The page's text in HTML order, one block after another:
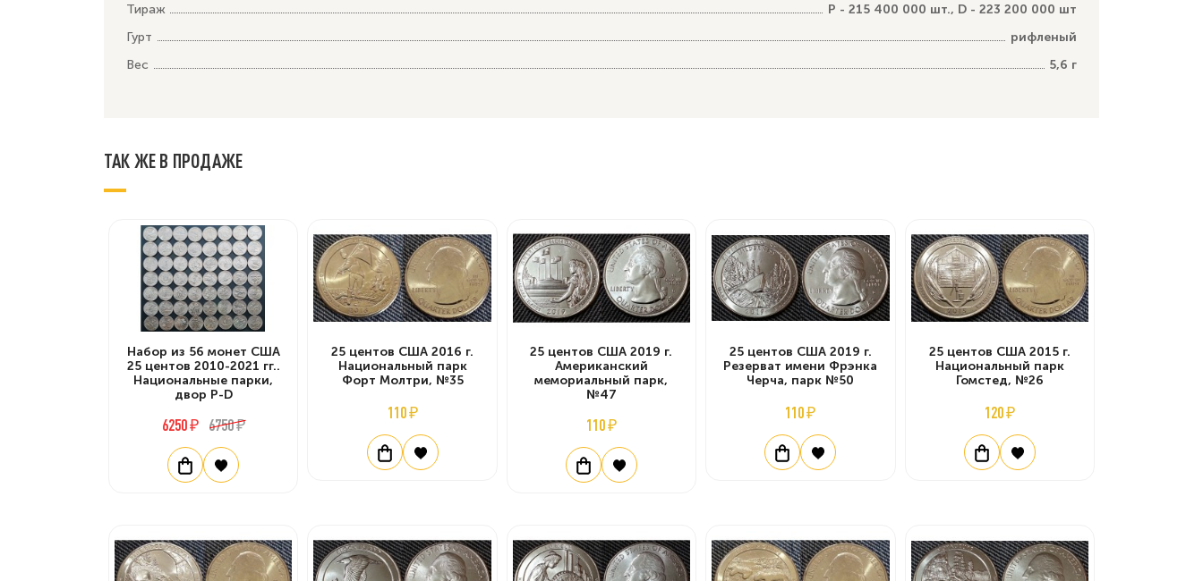
Тираж
P - 215 400 000 шт., D - 223 200 000 шт
Гурт
рифленый
Вес
5,6 г
ТАК ЖЕ В ПРОДАЖЕ
Набор из 56 монет США
25 центов 2010-2021 гг..
Национальные парки,
двор P-D
6250 ₽ 6750 ₽
25 центов США 2016 г.
Национальный парк
Форт Молтри, №35
110 ₽
25 центов США 2019 г.
Американский
мемориальный парк,
№47
110 ₽
25 центов США 2019 г.
Резерват имени Фрэнка
Черча, парк №50
110 ₽
25 центов США 2015 г.
Национальный парк
Гомстед, №26
120 ₽